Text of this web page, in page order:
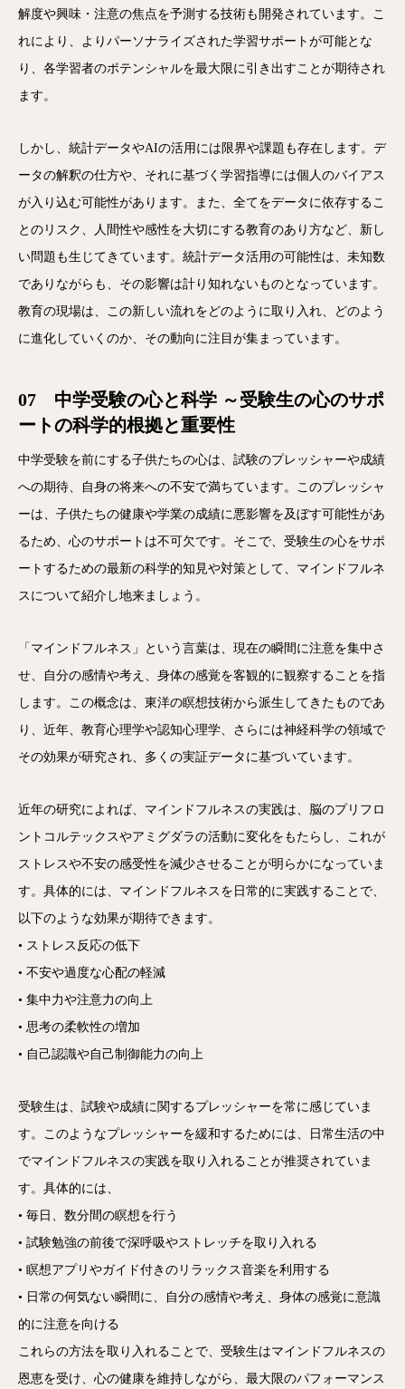
解度や興味・注意の焦点を予測する技術も開発されています。こ
れにより、よりパーソナライズされた学習サポートが可能とな
り、各学習者のポテンシャルを最大限に引き出すことが期待され
ます。
しかし、統計データやAIの活用には限界や課題も存在します。デ
ータの解釈の仕方や、それに基づく学習指導には個人のバイアス
が入り込む可能性があります。また、全てをデータに依存するこ
とのリスク、人間性や感性を大切にする教育のあり方など、新し
い問題も生じてきています。統計データ活用の可能性は、未知数
でありながらも、その影響は計り知れないものとなっています。
教育の現場は、この新しい流れをどのように取り入れ、どのよう
に進化していくのか、その動向に注目が集まっています。
07 中学受験の心と科学 ～受験生の心のサポ
ートの科学的根拠と重要性
中学受験を前にする子供たちの心は、試験のプレッシャーや成績
への期待、自身の将来への不安で満ちています。このプレッシャ
ーは、子供たちの健康や学業の成績に悪影響を及ぼす可能性があ
るため、心のサポートは不可欠です。そこで、受験生の心をサポ
ートするための最新の科学的知見や対策として、マインドフルネ
スについて紹介し地来ましょう。
「マインドフルネス」という言葉は、現在の瞬間に注意を集中さ
せ、自分の感情や考え、身体の感覚を客観的に観察することを指
します。この概念は、東洋の瞑想技術から派生してきたものであ
り、近年、教育心理学や認知心理学、さらには神経科学の領域で
その効果が研究され、多くの実証データに基づいています。
近年の研究によれば、マインドフルネスの実践は、脳のプリフロ
ントコルテックスやアミグダラの活動に変化をもたらし、これが
ストレスや不安の感受性を減少させることが明らかになっていま
す。具体的には、マインドフルネスを日常的に実践することで、
以下のような効果が期待できます。
• ストレス反応の低下
• 不安や過度な心配の軽減
• 集中力や注意力の向上
• 思考の柔軟性の増加
• 自己認識や自己制御能力の向上
受験生は、試験や成績に関するプレッシャーを常に感じていま
す。このようなプレッシャーを緩和するためには、日常生活の中
でマインドフルネスの実践を取り入れることが推奨されていま
す。具体的には、
• 毎日、数分間の瞑想を行う
• 試験勉強の前後で深呼吸やストレッチを取り入れる
• 瞑想アプリやガイド付きのリラックス音楽を利用する
• 日常の何気ない瞬間に、自分の感情や考え、身体の感覚に意識
的に注意を向ける
これらの方法を取り入れることで、受験生はマインドフルネスの
恩恵を受け、心の健康を維持しながら、最大限のパフォーマンス